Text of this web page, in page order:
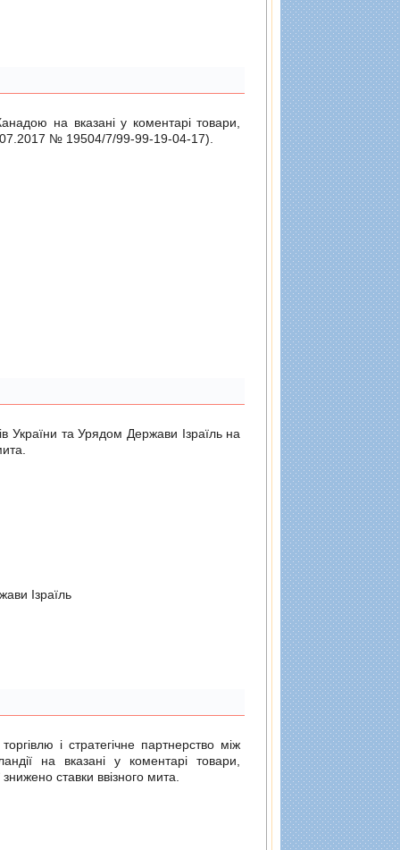
на вказані у коментарі товари,
№ 19504/7/99-99-19-04-17).
України та Урядом Держави Ізраїль на
Iзраїль
і стратегічне партнерство між
на вказані у коментарі товари,
ставки ввізного мита.